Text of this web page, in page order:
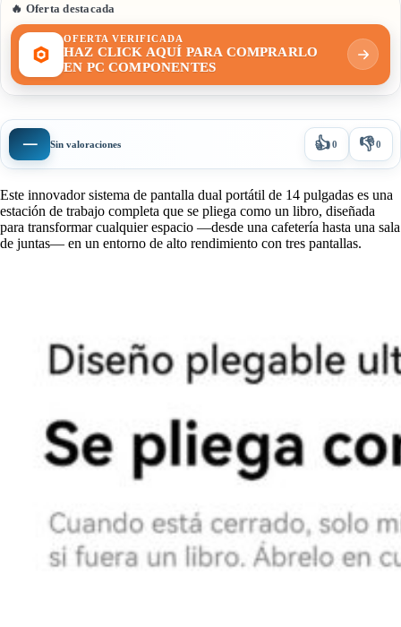
🔥 Oferta destacada
OFERTA VERIFICADA
HAZ CLICK AQUÍ PARA COMPRARLO
EN PC COMPONENTES
— Sin valoraciones 👍0 👎0
Este innovador sistema de pantalla dual portátil de 14 pulgadas es una
estación de trabajo completa que se pliega como un libro, diseñada
para transformar cualquier espacio —desde una cafetería hasta una sala
de juntas— en un entorno de alto rendimiento con tres pantallas.